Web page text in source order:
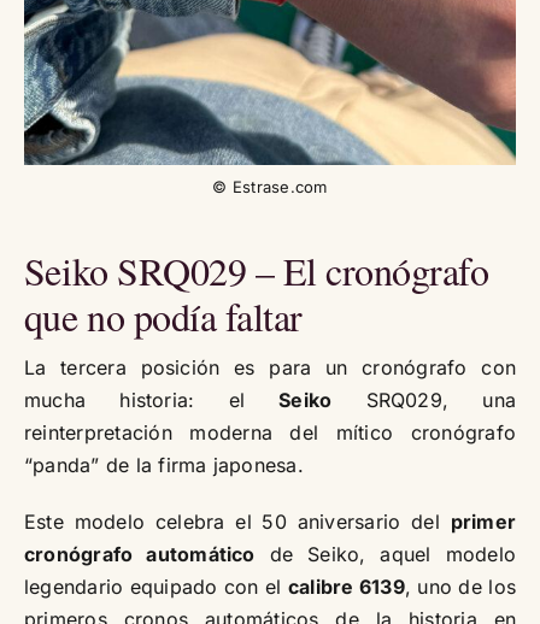
© Estrase.com
Seiko SRQ029 – El cronógrafo
que no podía faltar
La tercera posición es para un cronógrafo con
mucha historia: elSeiko SRQ029, una
reinterpretación moderna del mítico cronógrafo
“panda” de la firma japonesa.
Este modelo celebra el 50 aniversario del primer
cronógrafo automático de Seiko, aquel modelo
legendario equipado con el calibre 6139, uno de los
primeros cronos automáticos de la historia en